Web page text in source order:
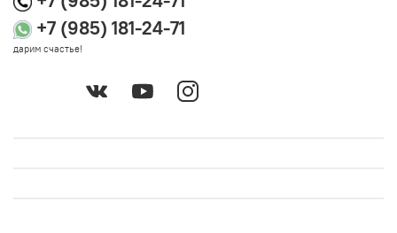
+7 (985) 181-24-71
дарим счастье!